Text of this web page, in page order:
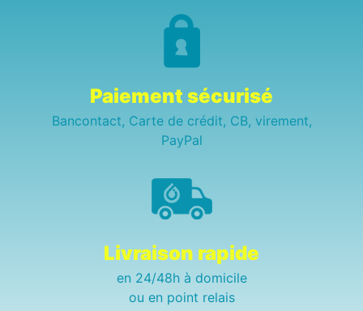
Paiement sécurisé
Bancontact, Carte de crédit, CB, virement,
PayPal
Livraison rapide
en 24/48h à domicile
ou en point relais